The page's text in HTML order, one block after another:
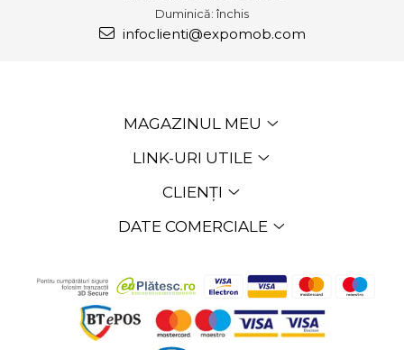
Duminică: închis
infoclienti@expomob.com
MAGAZINUL MEU
LINK-URI UTILE
CLIENȚI
DATE COMERCIALE